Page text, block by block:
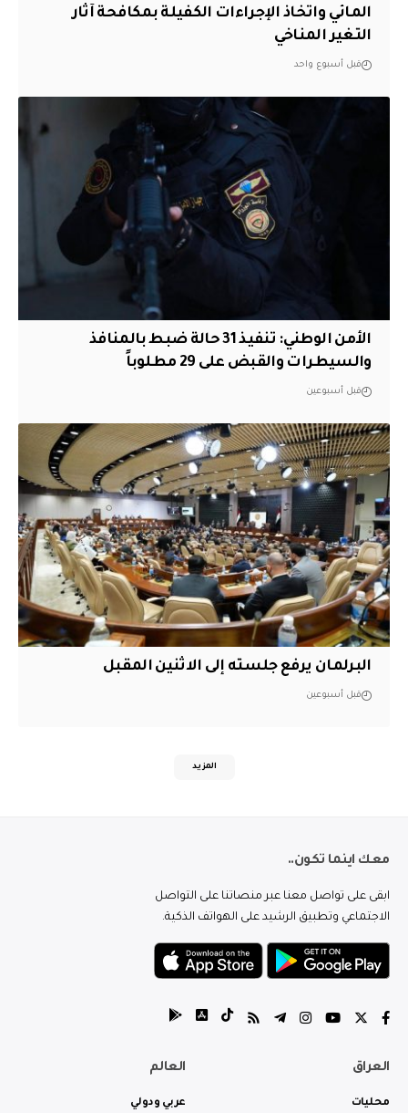
المائي واتخاذ الإجراءات الكفيلة بمكافحة آثار
التغير المناخي
قبل أسبوع واحد
الأمن الوطني: تنفيذ 31 حالة ضبط بالمنافذ
والسيطرات والقبض على 29 مطلوباً
قبل أسبوعين
البرلمان يرفع جلسته إلى الاثنين المقبل
قبل أسبوعين
المزيد
معك اينما تكون..
ابقى على تواصل معنا عبر منصاتنا على التواصل
الاجتماعي وتطبيق الرشيد على الهواتف الذكية.
العراق
محليات
العالم
عربي ودولي